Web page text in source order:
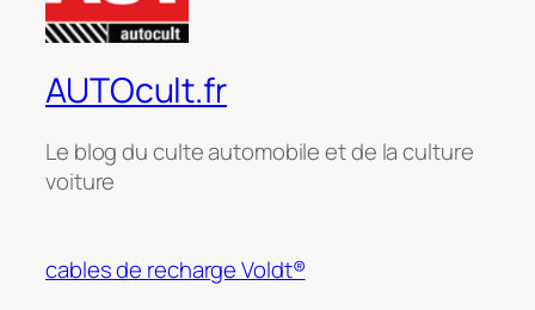
AUTOcult.fr
Le blog du culte automobile et de la culture
voiture
cables de recharge Voldt®